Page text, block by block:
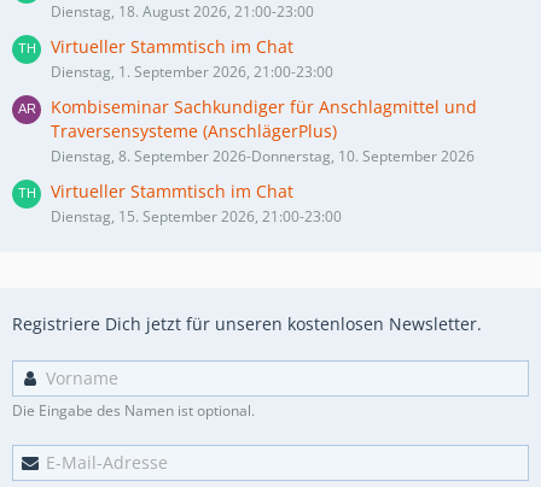
Dienstag, 18. August 2026, 21:00-23:00
Virtueller Stammtisch im Chat
Dienstag, 1. September 2026, 21:00-23:00
Kombiseminar Sachkundiger für Anschlagmittel und
Traversensysteme (AnschlägerPlus)
Dienstag, 8. September 2026-Donnerstag, 10. September 2026
Virtueller Stammtisch im Chat
Dienstag, 15. September 2026, 21:00-23:00
Registriere Dich jetzt für unseren kostenlosen Newsletter.
Die Eingabe des Namen ist optional.